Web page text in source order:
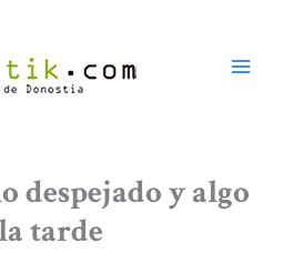
despejado y algo
tarde